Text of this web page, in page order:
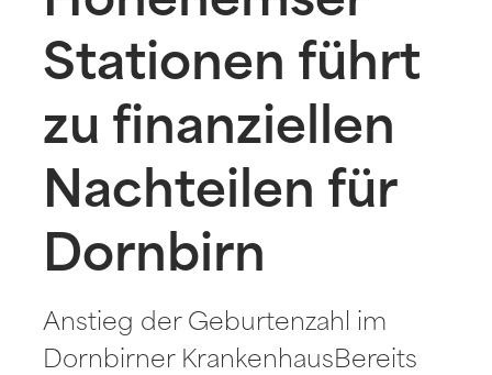
Stationen führt
zu finanziellen
Nachteilen für
Dornbirn
Anstieg der Geburtenzahl im
Dornbirner KrankenhausBereits